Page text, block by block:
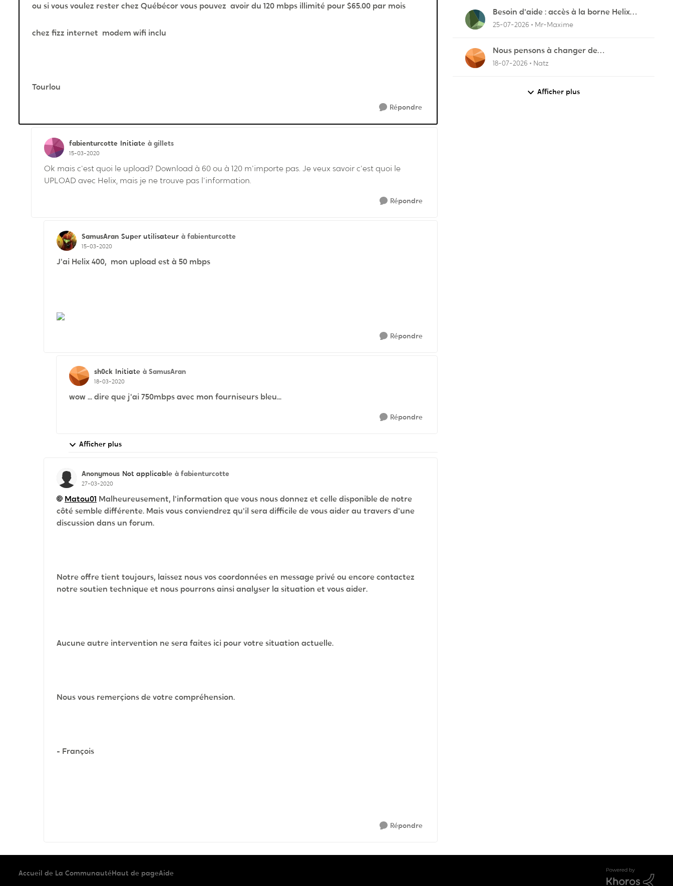
ou si vous voulez rester chez Québécor vous pouvez avoir du 120 mbps illimité pour $65.00 par mois
chez fizz internet modem wifi inclu
Tourlou
Répondre
fabienturcotte Initiate à gillets
15-03-2020
Ok mais c'est quoi le upload? Download à 60 ou à 120 m'importe pas. Je veux savoir c'est quoi le
UPLOAD avec Helix, mais je ne trouve pas l'information.
Répondre
SamusAran Super utilisateur à fabienturcotte
15-03-2020
J'ai Helix 400, mon upload est à 50 mbps
Répondre
sh0ck Initiate à SamusAran
18-03-2020
wow ... dire que j'ai 750mbps avec mon fourniseurs bleu...
Répondre
Afficher plus
Anonymous Not applicable à fabienturcotte
27-03-2020
Matou01 Malheureusement, l'information que vous nous donnez et celle disponible de notre
côté semble différente. Mais vous conviendrez qu'il sera difficile de vous aider au travers d'une
discussion dans un forum.
Notre offre tient toujours, laissez nous vos coordonnées en message privé ou encore contactez
notre soutien technique et nous pourrons ainsi analyser la situation et vous aider.
Aucune autre intervention ne sera faites ici pour votre situation actuelle.
Nous vous remerçions de votre compréhension.
- François
Répondre
Besoin d'aide : accès à la borne Helix
pour vérifier l'UPnP NAT Black Ops 2
25-07-2026 Mr-Maxime
Nous pensons à changer de
fournisseurs…
18-07-2026 Natz
Afficher plus
Accueil de La CommunautéHaut de pageAide